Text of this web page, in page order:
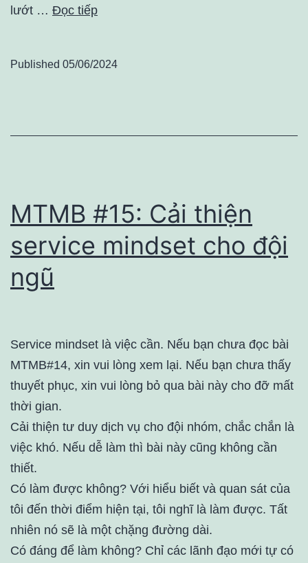
lướt … Đọc tiếp
Published 05/06/2024
MTMB #15: Cải thiện
service mindset cho đội
ngũ
Service mindset là việc cần. Nếu bạn chưa đọc bài
MTMB#14, xin vui lòng xem lại. Nếu bạn chưa thấy
thuyết phục, xin vui lòng bỏ qua bài này cho đỡ mất
thời gian.
Cải thiện tư duy dịch vụ cho đội nhóm, chắc chắn là
việc khó. Nếu dễ làm thì bài này cũng không cần
thiết.
Có làm được không? Với hiểu biết và quan sát của
tôi đến thời điểm hiện tại, tôi nghĩ là làm được. Tất
nhiên nó sẽ là một chặng đường dài.
Có đáng để làm không? Chỉ các lãnh đạo mới tự có